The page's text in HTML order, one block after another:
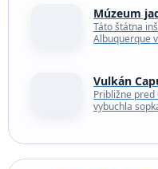
Múzeum
Táto štátna
Albuquerque
Vulkán
Približne
vybuchla